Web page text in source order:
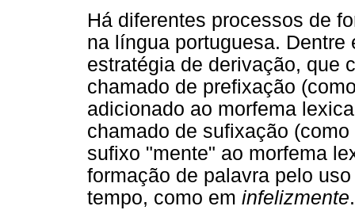
Há diferentes processos de
na língua portuguesa.
estratégia de derivação, que
chamado de prefixação
adicionado ao morfema
chamado de sufixação
sufixo "mente" ao morfema
formação de palavra pelo
tempo, como em infelizmente.